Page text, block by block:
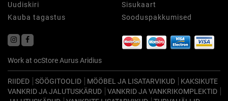
Uudiskiri
Kauba tagastus
Sisukaart
Sooduspakkumised
Work at ocStoreAurusAridius
RIIDED SÖÖGITOOLID MÖÖBEL JA LISATARVIKUD
KAKSIKUTE
VANKRID JA JALUTUSKÄRUD
VANKRID JA VANKRIKOMPLEKTID